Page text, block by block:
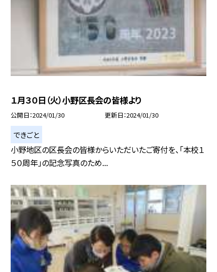
１月３０日（火）小野区長会の皆様より
公開日 2024/01/30 更新日 2024/01/30
できごと
小野地区の区長会の皆様からいただいたご寄付を、「本校１
５０周年」の記念写真のため...